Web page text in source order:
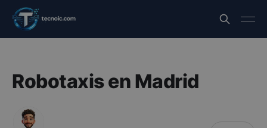
Robotaxis en Madrid